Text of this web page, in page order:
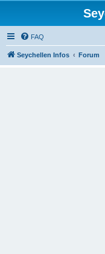
FAQ
Seychellen Infos Forum